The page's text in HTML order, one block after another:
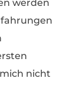
werden
nicht